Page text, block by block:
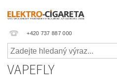
+420 737 887 000
VAPEFLY